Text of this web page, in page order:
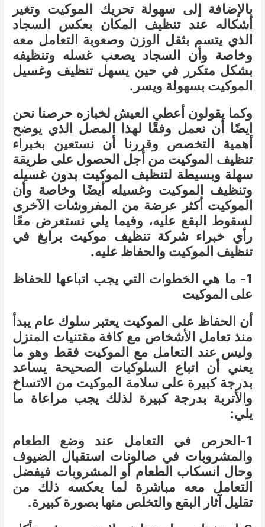
بالإضافة إلى سهولة تحريك الموكيت وتغير
أشكاله عند تنظيف المكان بعكس السجاد
الذي يتسم بثقل الوزن وصعوبة التعامل معه
وخاصة وأن السجاد يصعب غسله وتنظيفه
بشكل متكرر في حين يسهل تنظيف وغسيل
الموكيت بسهولة ويسر.
وكما يقولون أعطي العيش لخبازه حرصنا نحن
ايضًا أن نعمل وفقًا لهذا المصل الذي يوضح
أهمية التخصص وقررنا أن نستعين بخبراء
تنظيف الموكيت من أجل الحصول على طريقة
سهلة وبسيطة لتنظيف الموكيت بدون غسيله
وتنظيف الموكيت وغسيله أيضًا وخاصة وأن
الموكيت أكثر عرضة من المفروشات الآخرى
لسقوط البقع عليه، وفيما يلي نستعرض معًا
رأي خبراء شركة تنظيف موكيت برابغ في
تنظيف الموكيت والحفاظ عليه.
1- ما هي الخطوات التي يجب اتباعها للحفاظ
على الموكيت
أن الحفاظ على الموكيت يعتبر سلوك عام يبدأ
منذ تعامل الأشخاص مع كافة مقتنيات المنزل
وليس عند التعامل مع الموكيت فقط وهو ما
يعني أن اتباع السلوكيات الصحيحة يساعد
بدرجة كبيرة على سلامة الموكيت من الاتساخ
والأتربة بدرجة كبيرة لذلك يجب مراعاة ما
يلي:
1-الحرص في التعامل عند وضع الطعام
والمشروبات في صالونات استقبال الضيوف
وحال انسكاب الطعام أو المشروبات فيفضل
التعامل معه مباشرة لما يعكسه ذلك من
تقليل آثار البقع والتخلص منها بصورة كبيرة.